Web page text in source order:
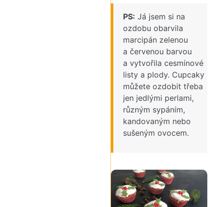
PS: Já jsem si na
ozdobu obarvila
marcipán zelenou
a červenou barvou
a vytvořila cesmínové
listy a plody. Cupcaky
můžete ozdobit třeba
jen jedlými perlami,
různým sypáním,
kandovaným nebo
sušeným ovocem.